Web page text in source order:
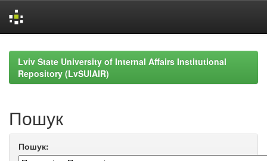
navigationLviv State University of Internal Affairs Institutional
Repository (LvSUIAIR)
Пошук
Пошук: